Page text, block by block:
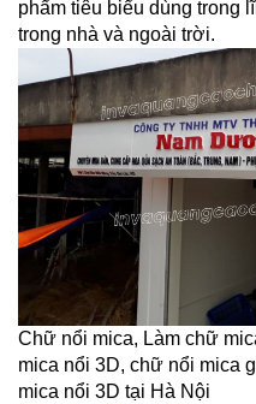
phẩm tiêu biểu dùng trong
trong nhà và ngoài trời.
Chữ nổi mica, Làm chữ
mica nổi 3D, chữ nổi mica
mica nổi 3D tại Hà Nội